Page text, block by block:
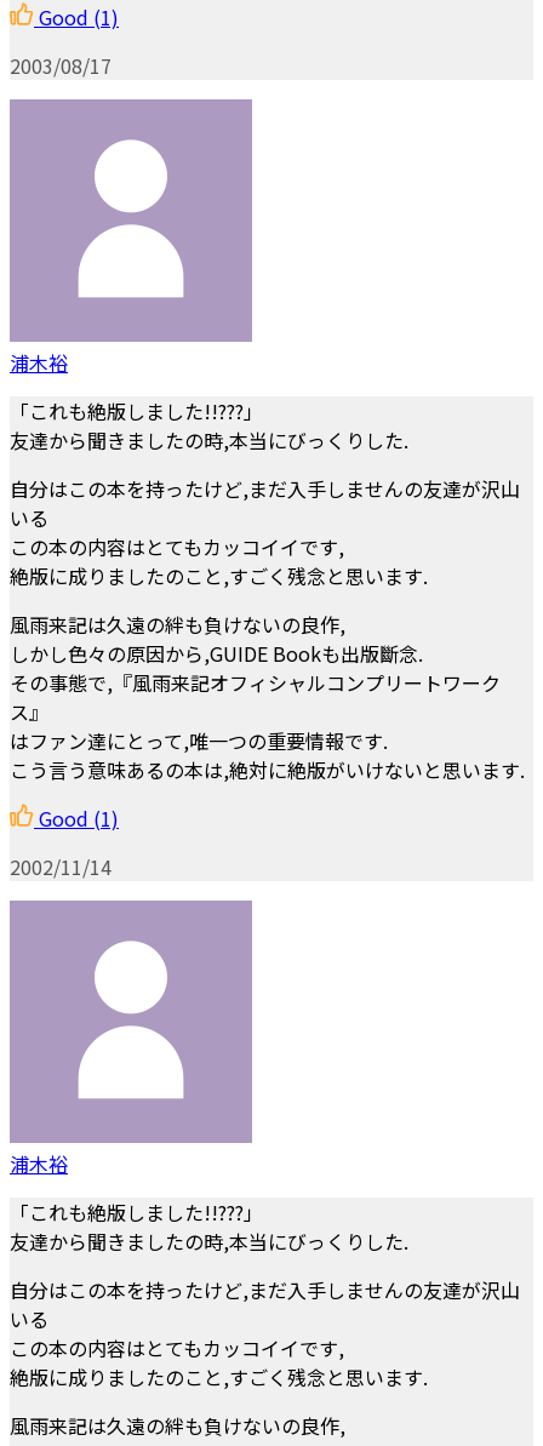
Good (1)
2003/08/17
浦木裕
「これも絶版しました!!???」
友達から聞きましたの時,本当にびっくりした.
自分はこの本を持ったけど,まだ入手しませんの友達が沢山
いる
この本の内容はとてもカッコイイです,
絶版に成りましたのこと,すごく残念と思います.
風雨来記は久遠の絆も負けないの良作,
しかし色々の原因から,GUIDE Bookも出版斷念.
その事態で,『風雨来記オフィシャルコンプリートワーク
ス』
はファン達にとって,唯一つの重要情報です.
こう言う意味あるの本は,絶対に絶版がいけないと思います.
Good (1)
2002/11/14
浦木裕
「これも絶版しました!!???」
友達から聞きましたの時,本当にびっくりした.
自分はこの本を持ったけど,まだ入手しませんの友達が沢山
いる
この本の内容はとてもカッコイイです,
絶版に成りましたのこと,すごく残念と思います.
風雨来記は久遠の絆も負けないの良作,